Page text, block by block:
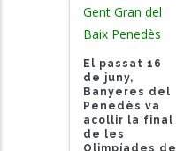
Gent Gran del
Baix Penedès
El passat 16
de juny,
Banyeres del
Penedès va
acollir la final
de les
Olimpíades de